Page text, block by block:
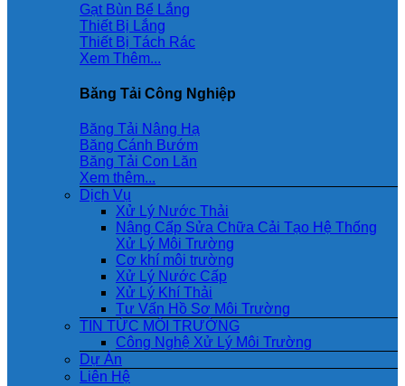
Gạt Bùn Bể Lắng
Thiết Bị Lắng
Thiết Bị Tách Rác
Xem Thêm...
Băng Tải Công Nghiệp
Băng Tải Nâng Hạ
Băng Cánh Bướm
Băng Tải Con Lăn
Xem thêm...
Dịch Vụ
Xử Lý Nước Thải
Nâng Cấp Sửa Chữa Cải Tạo Hệ Thống
Xử Lý Môi Trường
Cơ khí môi trường
Xử Lý Nước Cấp
Xử Lý Khí Thải
Tư Vấn Hồ Sơ Môi Trường
TIN TỨC MÔI TRƯỜNG
Công Nghệ Xử Lý Môi Trường
Dự Án
Liên Hệ